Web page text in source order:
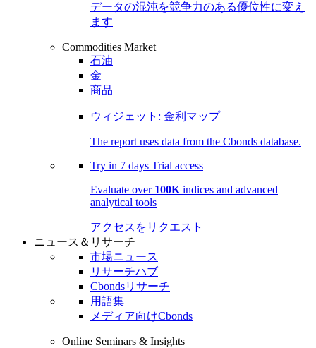
データの混沌を競争力のある優位性に変え
ます
Commodities Market
石油
金
商品
ウィジェット: 金利マップ
The report uses data from the Cbonds database.
Try in 7 days Trial access
Evaluate over 100K indices and advanced
analytical tools
アクセスをリクエスト
ニュース＆リサーチ
市場ニュース
リサーチハブ
Cbondsリサーチ
用語集
メディア向けCbonds
Online Seminars & Insights